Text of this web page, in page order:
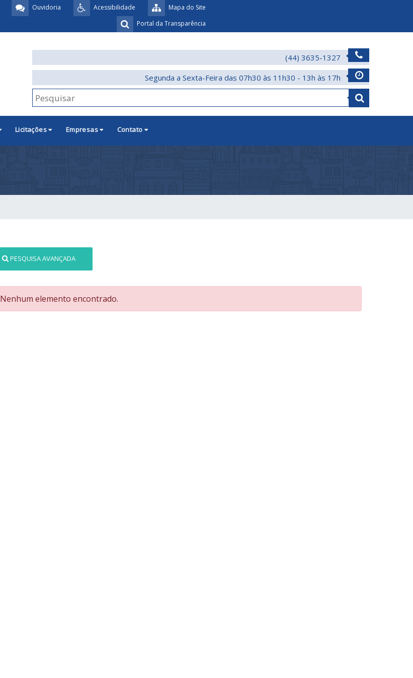
Mapa do Site
Acessibilidade
Ouvidoria
Portal da Transparência
(44) 3635-1327
Segunda a Sexta-Feira das 07h30 às 11h30 - 13h às 17h
Licitações Empresas Contato
PESQUISA AVANÇADA
Nenhum elemento encontrado.